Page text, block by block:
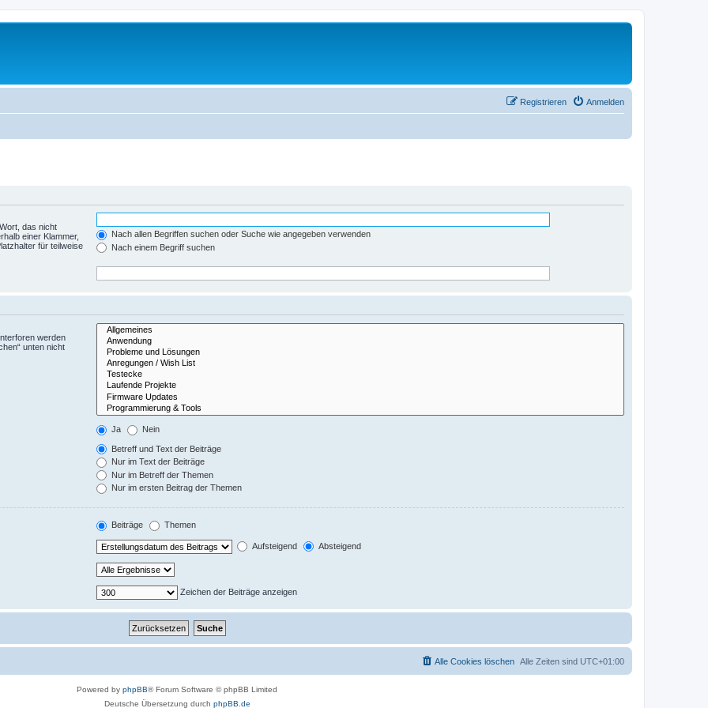
Anmelden
Registrieren
das nicht
einer Klammer,
für teilweise
Nach allen Begriffen suchen oder Suche wie angegeben verwenden
Nach einem Begriff suchen
werden
unten nicht
Ja Nein
Betreff und Text der Beiträge
Nur im Text der Beiträge
Nur im Betreff der Themen
Nur im ersten Beitrag der Themen
Beiträge Themen
Aufsteigend Absteigend
Zeichen der Beiträge anzeigen
Alle Zeiten sind UTC+01:00
Alle Cookies löschen
Powered by phpBB® Forum Software © phpBB Limited
Deutsche Übersetzung durch phpBB.de